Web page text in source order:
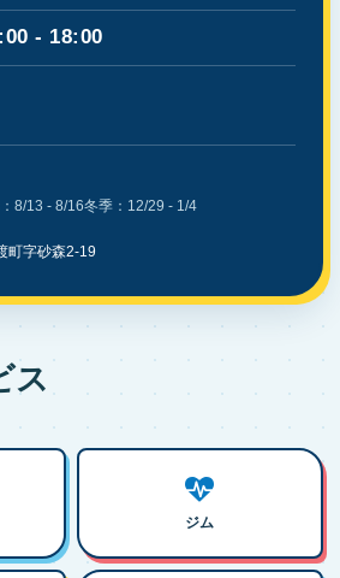
- 18:00
8/13 - 8/16冬季：12/29 - 1/4
町字砂森2-19
ス
ジム